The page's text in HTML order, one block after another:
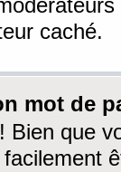
caché.
mot de
Bien que